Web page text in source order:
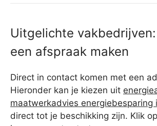
Uitgelichte
een afspraak maken
Direct in contact komen met een
Hieronder kan je kiezen uit
maatwerkadvies energiebesparing
direct tot je beschikking zijn. Klik